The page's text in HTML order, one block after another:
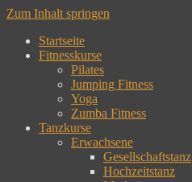
Zum Inhalt springen
Startseite
Fitnesskurse
Pilates
Jumping Fitness
Yoga
Zumba Fitness
Tanzkurse
Erwachsene
Gesellschaftstanz
Hochzeitstanz